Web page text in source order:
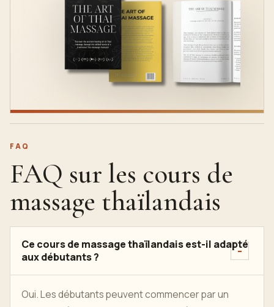
FAQ
FAQ sur les cours de
massage thaïlandais
Ce cours de massage thaïlandais est-il adapté
aux débutants ?
Oui. Les débutants peuvent commencer par un